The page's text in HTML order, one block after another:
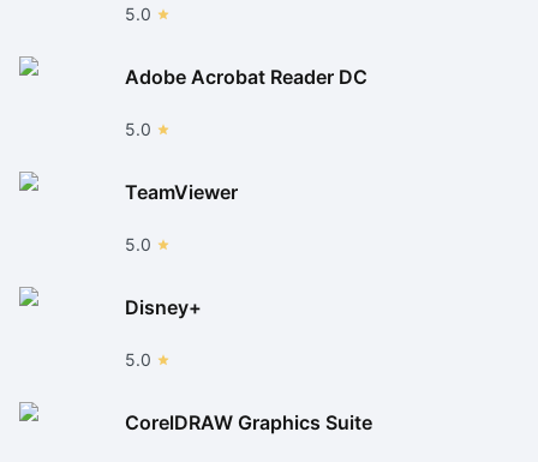
5.0
Adobe Acrobat Reader DC
5.0
TeamViewer
5.0
Disney+
5.0
CorelDRAW Graphics Suite